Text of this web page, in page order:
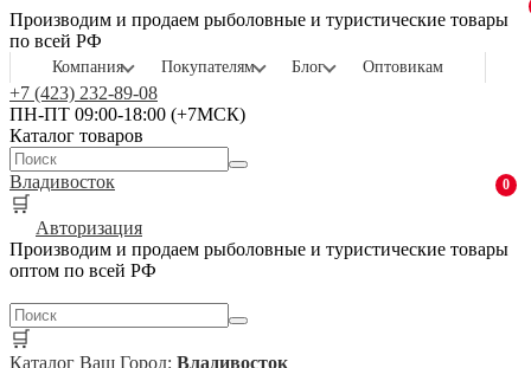
Производим и продаем рыболовные и туристические товары
по всей РФ
Компания Покупателям Блог Оптовикам
+7 (423) 232-89-08
ПН-ПТ 09:00-18:00 (+7МСК)
Каталог товаров
Владивосток
🛒
0
Авторизация
Производим и продаем рыболовные и туристические товары
оптом по всей РФ
🛒
Каталог Ваш Город: Владивосток